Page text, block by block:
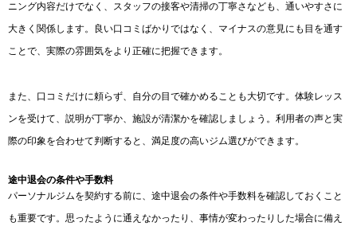
ニング内容だけでなく、スタッフの接客や清掃の丁寧さなども、通いやすさに
大きく関係します。良い口コミばかりではなく、マイナスの意見にも目を通す
ことで、実際の雰囲気をより正確に把握できます。
また、口コミだけに頼らず、自分の目で確かめることも大切です。体験レッス
ンを受けて、説明が丁寧か、施設が清潔かを確認しましょう。利用者の声と実
際の印象を合わせて判断すると、満足度の高いジム選びができます。
途中退会の条件や手数料
パーソナルジムを契約する前に、途中退会の条件や手数料を確認しておくこと
も重要です。思ったように通えなかったり、事情が変わったりした場合に備え